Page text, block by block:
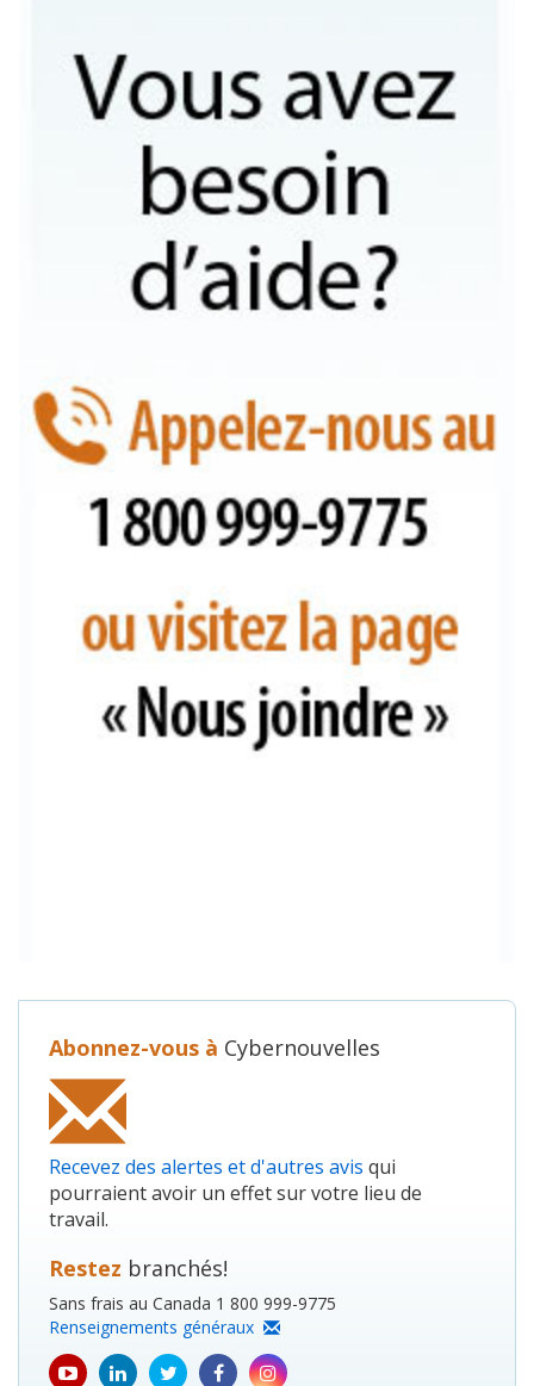
Abonnez-vous à Cybernouvelles
Recevez des alertes et d'autres avis qui
pourraient avoir un effet sur votre lieu de
travail.
Restez branchés!
Sans frais au Canada 1 800 999-9775
Renseignements généraux
youtubeLinkedinTwitterFacebookInstagram